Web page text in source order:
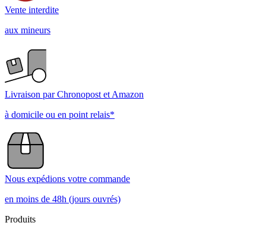
Vente interdite
aux mineurs
Livraison par Chronopost et Amazon
à domicile ou en point relais*
Nous expédions votre commande
en moins de 48h (jours ouvrés)
Produits